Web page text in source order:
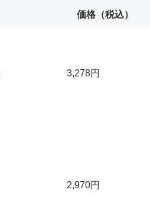
価格（税込）
3,278円
2,970円